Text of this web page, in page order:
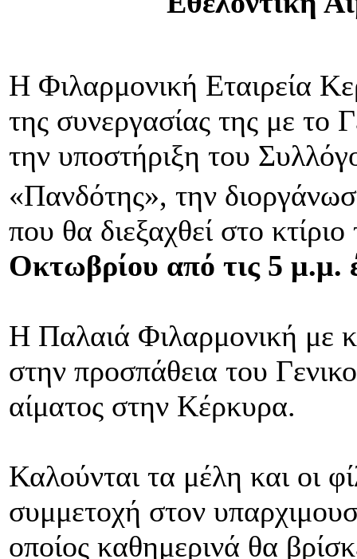
Η Φιλαρμονική Εταιρεία
της συνεργασίας της με το
την υποστήριξη του
«Πανδότης», την
που θα διεξαχθεί στο
Οκτωβρίου από τις 5 μ.μ.
Η Παλαιά Φιλαρμονική με
στην προσπάθεια του
αίματος στην Κέρκυρα.
Καλούνται τα μέλη και οι
συμμετοχή στον
οποίος καθημερινά θα